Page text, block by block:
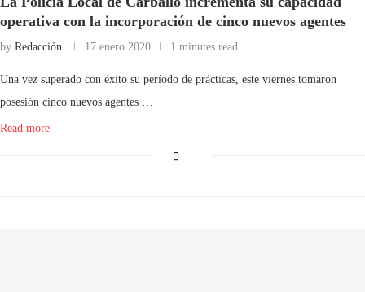
operativa con la incorporación de cinco nuevos agentes
by Redacción 17 enero 2020 1 minutes read
Una vez superado con éxito su período de prácticas, este viernes tomaron
posesión cinco nuevos agentes …
Read more